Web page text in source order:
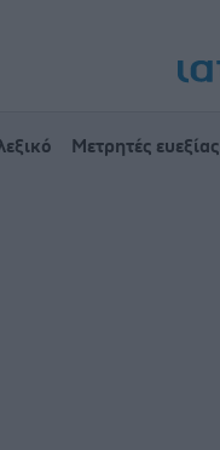
Μετρητές ευεξίας